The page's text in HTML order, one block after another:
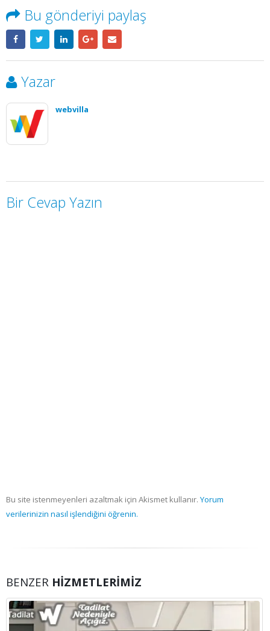
Bu gönderiyi paylaş
Yazar
webvilla
Bir Cevap Yazın
Bu site istenmeyenleri azaltmak için Akismet kullanır. Yorum
verilerinizin nasıl işlendiğini öğrenin.
BENZER HIZMETLERIMIZ